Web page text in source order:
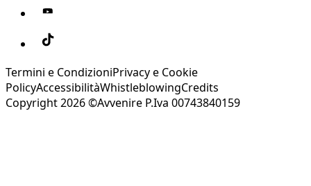
Termini e CondizioniPrivacy e Cookie
PolicyAccessibilitàWhistleblowingCredits
Copyright 2026 ©Avvenire P.Iva 00743840159